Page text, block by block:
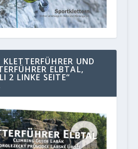
UND
ELBTAL,
2 LINKE SEITE“